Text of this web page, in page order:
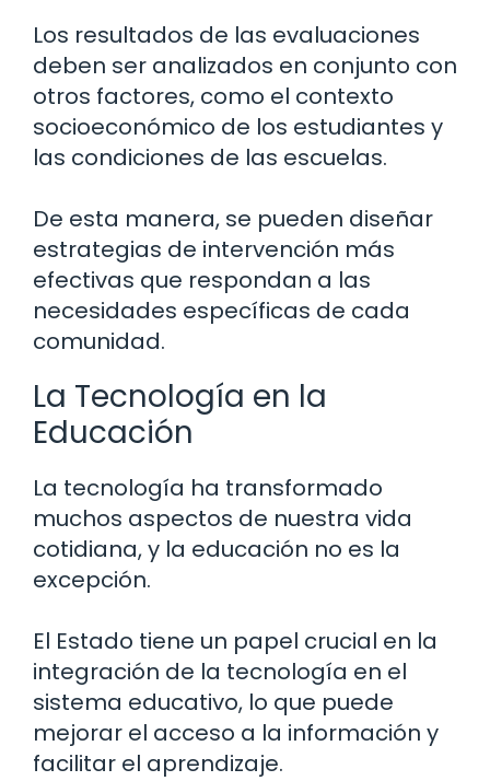
Los resultados de las evaluaciones
deben ser analizados en conjunto con
otros factores, como el contexto
socioeconómico de los estudiantes y
las condiciones de las escuelas.
De esta manera, se pueden diseñar
estrategias de intervención más
efectivas que respondan a las
necesidades específicas de cada
comunidad.
La Tecnología en la
Educación
La tecnología ha transformado
muchos aspectos de nuestra vida
cotidiana, y la educación no es la
excepción.
El Estado tiene un papel crucial en la
integración de la tecnología en el
sistema educativo, lo que puede
mejorar el acceso a la información y
facilitar el aprendizaje.